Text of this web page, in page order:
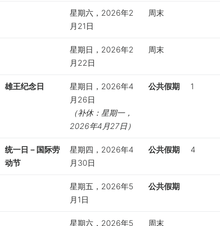
星期六，2026年2
月21日
周末
星期日，2026年2
月22日
周末
雄王纪念日
星期日，2026年4
月26日
（补休：星期一，
2026年4 月27日）
公共假期 1
统一日－国际劳
动节
星期四，2026年4
月30日
公共假期 4
星期五，2026年5
月1日
公共假期
星期六，2026年5
周末